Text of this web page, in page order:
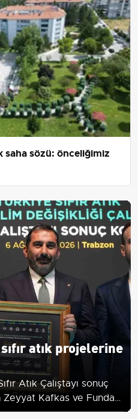
saha sözü: önceliğimiz
atık projelerine
Atık Çalıştayı sonuç
Zeyyat Kafkas ve Funda
Dönüşüm